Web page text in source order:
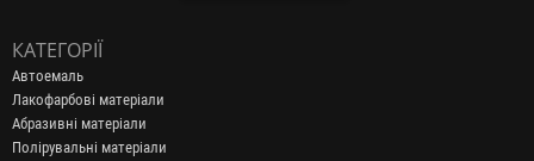
КАТЕГОРІЇ
Автоемаль
Лакофарбові матеріали
Абразивні матеріали
Полірувальні матеріали